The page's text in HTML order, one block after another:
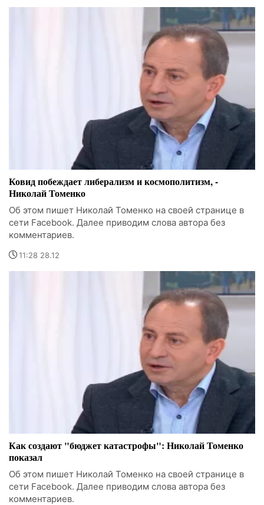
Ковид побеждает либерализм и космополитизм, -
Николай Томенко
Об этом пишет Николай Томенко на своей странице в
сети Facebook. Далее приводим слова автора без
комментариев.
11:28 28.12
Как создают "бюджет катастрофы": Николай Томенко
показал
Об этом пишет Николай Томенко на своей странице в
сети Facebook. Далее приводим слова автора без
комментариев.